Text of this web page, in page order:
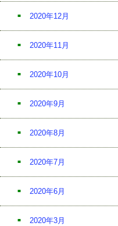
2020年12月
2020年11月
2020年10月
2020年9月
2020年8月
2020年7月
2020年6月
2020年3月